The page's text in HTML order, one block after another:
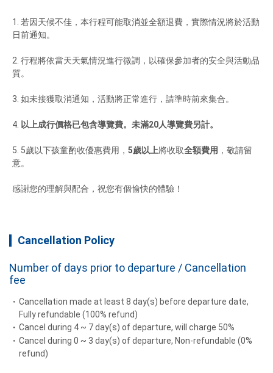
若因天候不佳，本行程可能取消並全額退費，實際情況將於活動
行程將依當天天氣情況進行微調，以確保參加者的安全與活動品
以上成行價格已包含導覽費。未滿20人導覽費另計。
5歲以下孩童酌收優惠費用， 5歲以上將收取全額費用 ，敬請留
感謝您的理解與配合，祝您有個愉快的體驗！
Cancellation Policy
Number of days prior to departure / Cancellation
fee
Cancellation made at least 8 day(s) before departure date,
Fully refundable (100% refund)
Cancel during 4 ~ 7 day(s) of departure, will charge 50%
Cancel during 0 ~ 3 day(s) of departure, Non-refundable (0%
refund)